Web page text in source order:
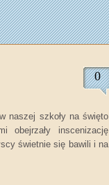
0
naszej szkoły na święto
obejrzały inscenizację
świetnie się bawili i na